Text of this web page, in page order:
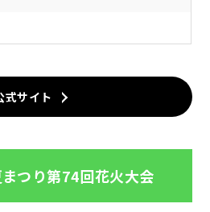
式サイト
つり第74回花火大会